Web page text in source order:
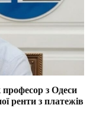
з Одеси
ренти з платежів